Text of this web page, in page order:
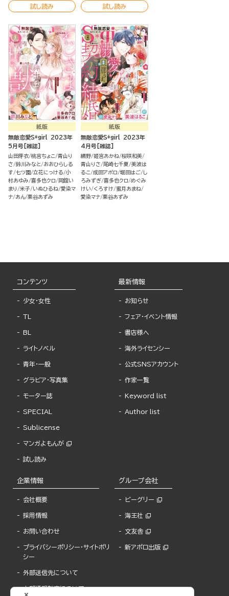
試し読み 試し読み
紙版
無敵恋愛S*girl 2023年
5月号[雑誌]
山田芽衣 桃宮ちょこ 青山り
さ 鈴川みなと
おおひらしる
す 七ツ園 立花にっける 小
村あゆみ 喜多也クロ
岡舘い
まり
米子 いぬひるね 愛染マ
ナ あん 栗谷あずみ
紙版
無敵恋愛S*girl 2023年
4月号[雑誌]
網野 姫宮あかね 桜咲和美
青山りさ 尾崎七千夏 美波は
るこ 成田アポロ 堀田はご し
ろみずぎ 喜多也クロ めぐみ
けい
くろすけ
蜜月あまね
愛染マナ 栗谷あずみ
コンテンツ
少女・女性
TL
BL
ライトノベル
青年・一般
グラビア・写真集
モーター誌
SPECIAL
Sublicense
マンガよもんが
試し読み
最新情報
お知らせ
フェア・イベント情報
書店様へ
海外ライセンシー
公式SNSアカウント
作家一覧
Keyword list
Author list
企業情報
会社概要
採用情報
お問い合わせ
プライバシーポリシー・サイトポリ
シー
外部送信先について
内部通報制度について
グループ会社
ビーグリー
海王社
文友舎
新アポロ出版